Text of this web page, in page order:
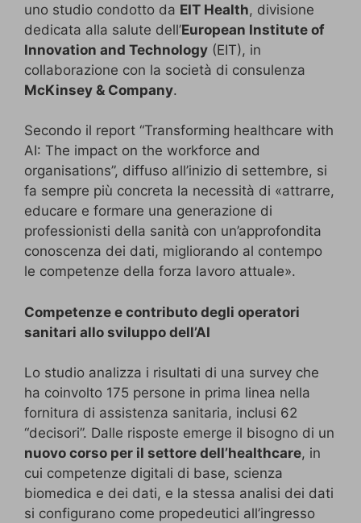
uno studio condotto da EIT Health, divisione
dedicata alla salute dell’European Institute of
Innovation and Technology (EIT), in
collaborazione con la società di consulenza
McKinsey & Company.
Secondo il report “Transforming healthcare with
AI: The impact on the workforce and
organisations”, diffuso all’inizio di settembre, si
fa sempre più concreta la necessità di «attrarre,
educare e formare una generazione di
professionisti della sanità con un’approfondita
conoscenza dei dati, migliorando al contempo
le competenze della forza lavoro attuale».
Competenze e contributo degli operatori
sanitari allo sviluppo dell’AI
Lo studio analizza i risultati di una survey che
ha coinvolto 175 persone in prima linea nella
fornitura di assistenza sanitaria, inclusi 62
“decisori”. Dalle risposte emerge il bisogno di un
nuovo corso per il settore dell’healthcare, in
cui competenze digitali di base, scienza
biomedica e dei dati, e la stessa analisi dei dati
si configurano come propedeutici all’ingresso